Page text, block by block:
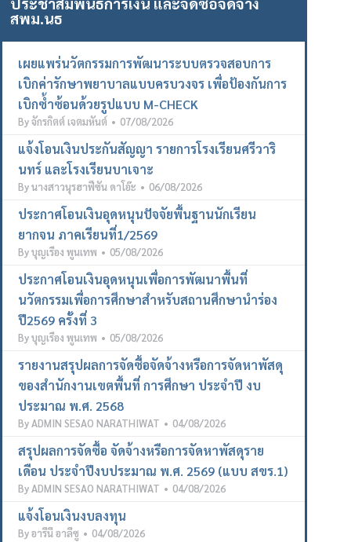
สพม.นธ
เผยแพร่นวัตกรรมการพัฒนาระบบตรวจสอบการ
เบิกค่ารักษาพยาบาลแบบครบวงจร เพื่อป้องกันการ
เบิกซ้ำซ้อนด้วยรูปแบบ M-CHECK
Byจักรกิตต์ เจตมหันต์ 07/08/2026
แจ้งโอนเงินประกันสัญญา รายการโรงเรียนศรีวาริ
นทร์ และโรงเรียนบาเจาะ
Byนางสาวนุรฮาฟีซัน ดาโอ๊ะ 06/08/2026
ประกาศโอนเงินอุดหนุนปัจจัยพื้นฐานนักเรียน
ยากจน ภาคเรียนที่1/2569
Byบุญเรือง พูนเทพ 05/08/2026
ประกาศโอนเงินอุดหนุนเพื่อการพัฒนาพื้นที่
นวัตกรรมเพื่อการศึกษาสำหรับสถานศึกษานำร่อง
ปี2569 ครั้งที่ 3
Byบุญเรือง พูนเทพ 05/08/2026
รายงานสรุปผลการจัดซื้อจัดจ้างหรือการจัดหาพัสดุ
ของสำนักงานเขตพื้นที่ การศึกษา ประจำปี งบ
ประมาณ พ.ศ. 2568
ByADMIN SESAO NARATHIWAT 04/08/2026
สรุปผลการจัดซื้อ จัดจ้างหรือการจัดหาพัสดุราย
เดือน ประจำปีงบประมาณ พ.ศ. 2569 (แบบ สขร.1)
ByADMIN SESAO NARATHIWAT 04/08/2026
แจ้งโอนเงินงบลงทุน
Byอารีนี อาลีซู 04/08/2026